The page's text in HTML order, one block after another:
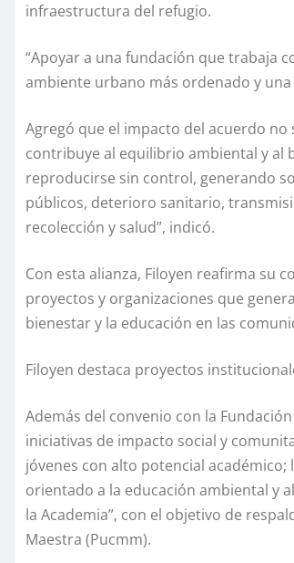
infraestructura del refugio.
“Apoyar a una fundación que trabaja
ambiente urbano más ordenado y
Agregó que el impacto del acuerdo
contribuye al equilibrio ambiental y al
reproducirse sin control, generando
públicos, deterioro sanitario,
recolección y salud”, indicó.
Con esta alianza, Filoyen reafirma su
proyectos y organizaciones que
bienestar y la educación en las
Filoyen destaca proyectos
Además del convenio con la
iniciativas de impacto social y
jóvenes con alto potencial
orientado a la educación ambiental y
la Academia”, con el objetivo de
Maestra (Pucmm).